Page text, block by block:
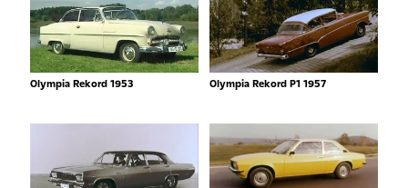
Olympia Rekord 1953 Olympia Rekord P1 1957